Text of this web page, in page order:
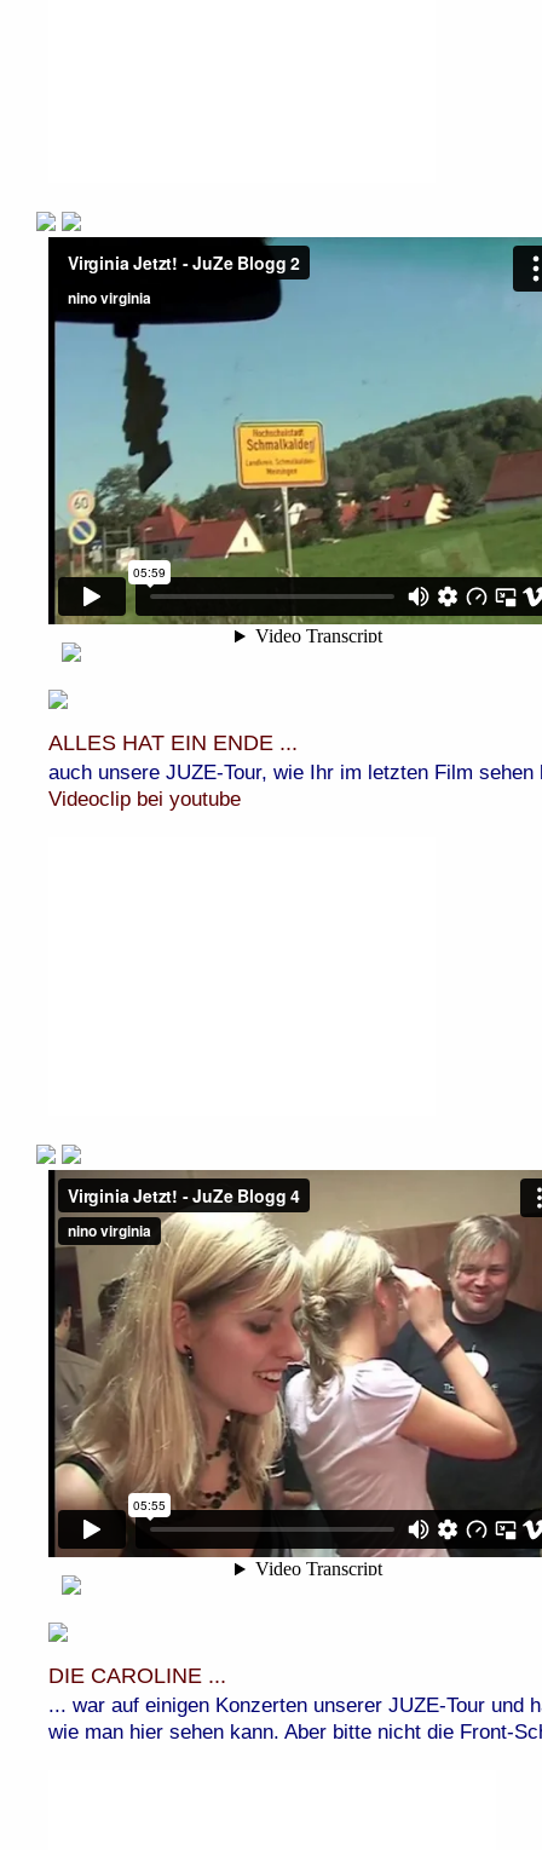
ALLES HAT EIN ENDE ...
auch unsere JUZE-Tour, wie Ihr im letzten Film
Videoclip bei youtube
DIE CAROLINE ...
... war auf einigen Konzerten unserer JUZE-Tour und
wie man hier sehen kann. Aber bitte nicht die Front-